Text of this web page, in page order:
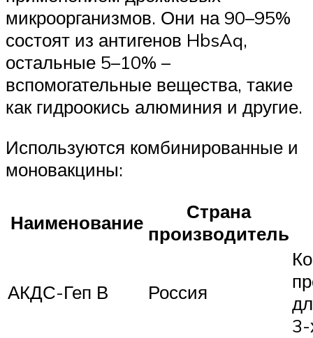
микроорганизмов. Они на 90–95%
состоят из антигенов HbsAq,
остальные 5–10% –
вспомогательные вещества, такие
как гидроокись алюминия и другие.
Используются комбинированные и
моновакцины:
Наименование
Страна
производитель
АКДС-Геп В Россия